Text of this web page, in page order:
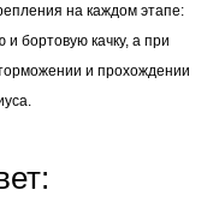
на каждом этапе:
бортовую качку, а при
и прохождении